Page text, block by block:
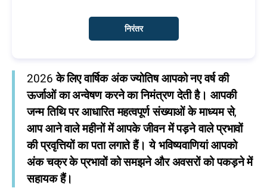
2026 के लिए वार्षिक अंक ज्योतिष आपको नए वर्ष की
ऊर्जाओं का अन्वेषण करने का निमंत्रण देती है। आपकी
जन्म तिथि पर आधारित महत्वपूर्ण संख्याओं के माध्यम से,
आप आने वाले महीनों में आपके जीवन में पड़ने वाले प्रभावों
की प्रवृत्तियों का पता लगाते हैं। ये भविष्यवाणियां आपको
अंक चक्र के प्रभावों को समझने और अवसरों को पकड़ने में
सहायक हैं।